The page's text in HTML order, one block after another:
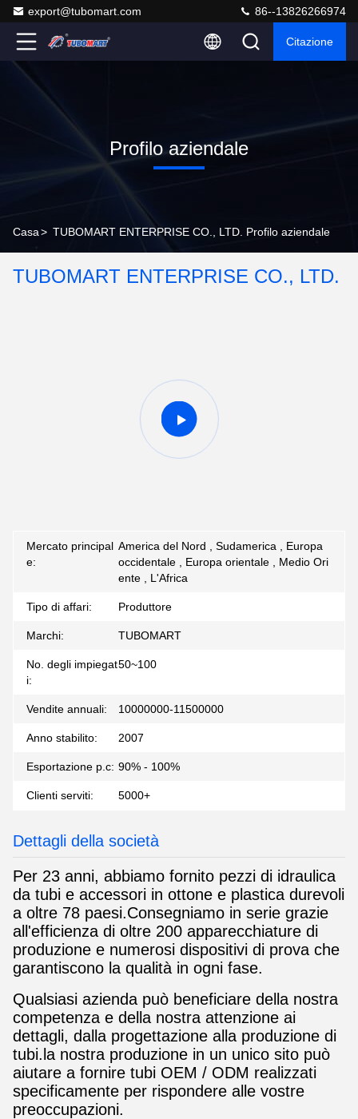
export@tubomart.com 86--13826266974
Citazione
Profilo aziendale
Casa> TUBOMART ENTERPRISE CO., LTD. Profilo aziendale
TUBOMART ENTERPRISE CO., LTD.
Mercato principal
e:
America del Nord , Sudamerica , Europa
occidentale , Europa orientale , Medio Ori
ente , L'Africa
Tipo di affari: Produttore
Marchi: TUBOMART
No. degli impiegat
i:
50~100
Vendite annuali: 10000000-11500000
Anno stabilito: 2007
Esportazione p.c: 90% - 100%
Clienti serviti: 5000+
Dettagli della società
Per 23 anni, abbiamo fornito pezzi di idraulica
da tubi e accessori in ottone e plastica durevoli
a oltre 78 paesi.Consegniamo in serie grazie
all'efficienza di oltre 200 apparecchiature di
produzione e numerosi dispositivi di prova che
garantiscono la qualità in ogni fase.
Qualsiasi azienda può beneficiare della nostra
competenza e della nostra attenzione ai
dettagli, dalla progettazione alla produzione di
tubi.la nostra produzione in un unico sito può
aiutare a fornire tubi OEM / ODM realizzati
specificamente per rispondere alle vostre
preoccupazioni.